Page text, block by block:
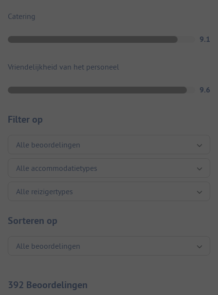
Catering
9.1
Vriendelijkheid van het personeel
9.6
Filter op
Sorteren op
392 Beoordelingen